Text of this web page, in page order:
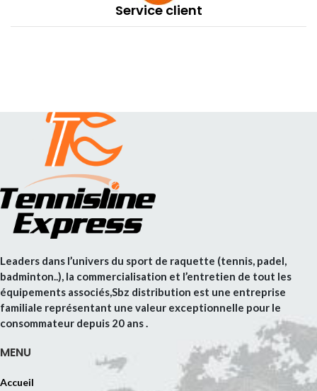
Service client
Leaders dans l’univers du sport de raquette (tennis, padel,
badminton..), la commercialisation et l’entretien de tout les
équipements associés,Sbz distribution est une entreprise
familiale représentant une valeur exceptionnelle pour le
consommateur depuis 20 ans .
MENU
Accueil